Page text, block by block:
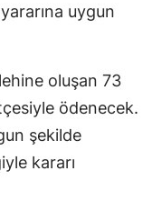
uygun
oluşan 73
ödenecek.
şekilde
kararı